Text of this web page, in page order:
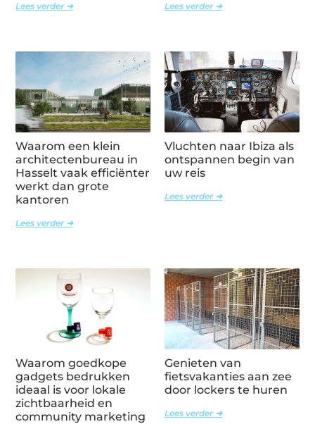
Lees verder ➜ Lees verder ➜
Waarom een klein
architectenbureau in
Hasselt vaak efficiënter
werkt dan grote
kantoren
Lees verder ➜
Vluchten naar Ibiza als
ontspannen begin van
uw reis
Lees verder ➜
Waarom goedkope
gadgets bedrukken
ideaal is voor lokale
zichtbaarheid en
community marketing
Genieten van
fietsvakanties aan zee
door lockers te huren
Lees verder ➜